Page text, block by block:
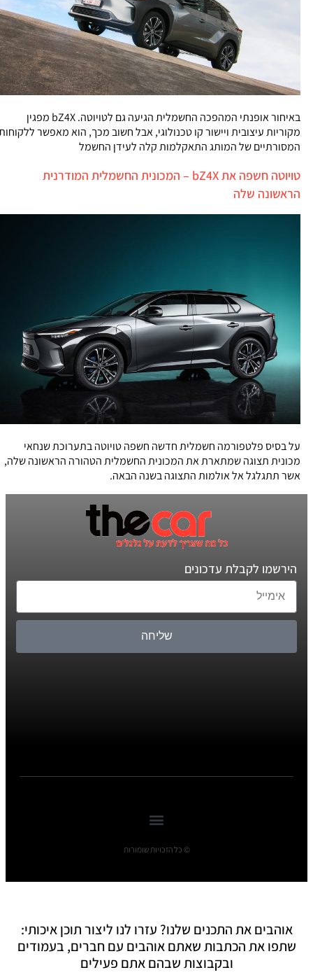
באיחור אופנתי המהפכה החשמלית הגיעה גם לטויוטה. bZ4X מפגין
מקוריות עיצובית ויישור קו טכנולוגי, אבל חשוב מכך, הוא מאפשר ללקוחות
המסורתיים של המותג התאקלמות קלה לעידן החשמל
טויוטה חשפה את bZ4X – המכונית החשמלית המודרנית
הראשונה שלה
על בסיס פלטפורמה חשמלית חדשה חשפה טויוטה בתערוכת שנחאי
מכונית תצוגה שמתארת את המכונית החשמלית הטהורה הראשונה שלה,
אשר תתגלגל אל אולמות התצוגה בשנה הבאה.
הירשמו לקבלת עדכונים
שליחה
© כל הזכויות שומורות
אוהבים את התכנים שלנו? עזרו לנו ליצור תוכן איכותי:
שתפו את הכתבות שאתם אוהבים עם חברים, בעמודים
ובקבוצות שבהם אתם פעילים